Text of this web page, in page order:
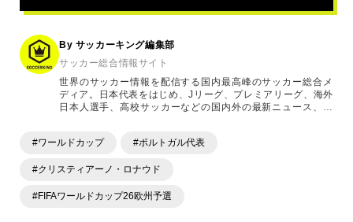
ウ
の
関
連
By サッカーキング編集部
サッカー総合情報サイト
世界のサッカー情報を配信する国内最高峰のサッカー総合メ
ディア。日本代表をはじめ、Jリーグ、プレミアリーグ、海外
日本人選手、高校サッカーなどの国内外の最新ニュース、コ
ます。「X」「Instagram」「YouTube」「TikTok」など、
#ワールドカップ #ポルトガル代表
#クリスティアーノ・ロナウド
#FIFAワールドカップ26欧州予選